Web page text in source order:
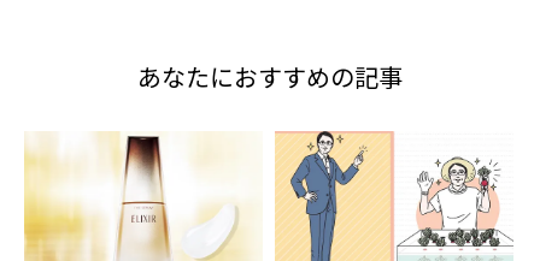
あなたにおすすめの記事